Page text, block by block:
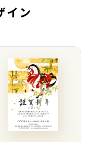
イン